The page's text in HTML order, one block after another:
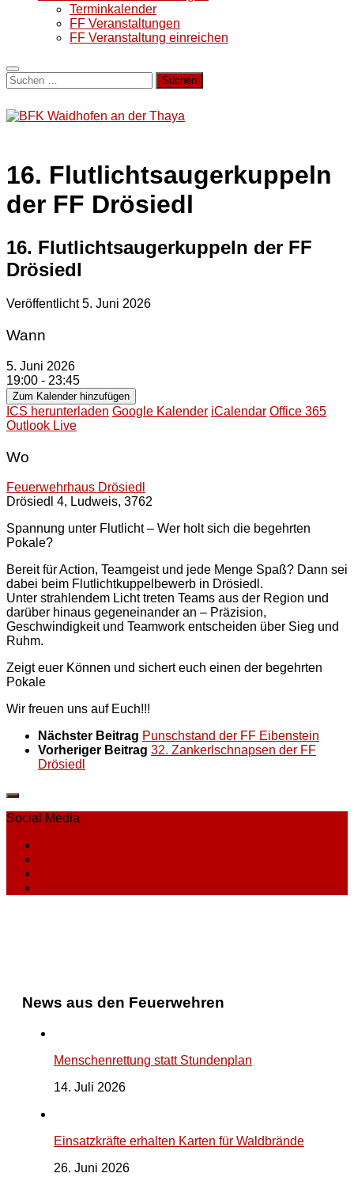
Terminkalender
FF Veranstaltungen
FF Veranstaltung einreichen
Suchen
nach:
16. Flutlichtsaugerkuppeln
der FF Drösiedl
16. Flutlichtsaugerkuppeln der FF
Drösiedl
Veröffentlicht5. Juni 2026
Wann
5. Juni 2026
19:00 - 23:45
Zum Kalender hinzufügen
ICS herunterladen Google Kalender iCalendar Office 365
Outlook Live
Wo
Feuerwehrhaus Drösiedl
Drösiedl 4, Ludweis, 3762
Spannung unter Flutlicht – Wer holt sich die begehrten
Pokale?
Bereit für Action, Teamgeist und jede Menge Spaß? Dann sei
dabei beim Flutlichtkuppelbewerb in Drösiedl.
Unter strahlendem Licht treten Teams aus der Region und
darüber hinaus gegeneinander an – Präzision,
Geschwindigkeit und Teamwork entscheiden über Sieg und
Ruhm.
Zeigt euer Können und sichert euch einen der begehrten
Pokale
Wir freuen uns auf Euch!!!
Nächster Beitrag Punschstand der FF Eibenstein
Vorheriger Beitrag 32. Zankerlschnapsen der FF
Drösiedl
Social Media
News aus den Feuerwehren
Menschenrettung statt Stundenplan
14. Juli 2026
Einsatzkräfte erhalten Karten für Waldbrände
26. Juni 2026